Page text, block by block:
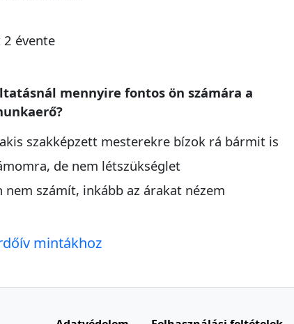
évente
mennyire fontos ön számára a
szakképzett mesterekre bízok rá bármit is
de nem létszükséglet
nem számít, inkább az árakat nézem
mintákhoz